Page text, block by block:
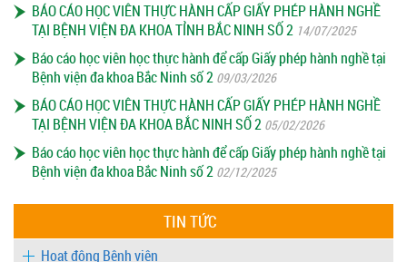
BÁO CÁO HỌC VIÊN THỰC HÀNH CẤP GIẤY PHÉP HÀNH NGHỀ
TẠI BỆNH VIỆN ĐA KHOA TỈNH BẮC NINH SỐ 2 14/07/2025
Báo cáo học viên học thực hành để cấp Giấy phép hành nghề tại
Bệnh viện đa khoa Bắc Ninh số 2 09/03/2026
BÁO CÁO HỌC VIÊN THỰC HÀNH CẤP GIẤY PHÉP HÀNH NGHỀ
TẠI BỆNH VIỆN ĐA KHOA BẮC NINH SỐ 2 05/02/2026
Báo cáo học viên học thực hành để cấp Giấy phép hành nghề tại
Bệnh viện đa khoa Bắc Ninh số 2 02/12/2025
TIN TỨC
Hoạt động Bệnh viện